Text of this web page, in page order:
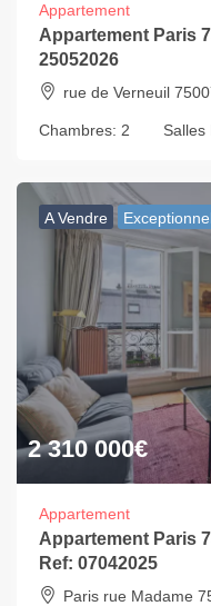
Appartement
Appartement Paris
25052026
rue de Verneuil
Chambres: 2 Salles
A Vendre
2 310 000€
Appartement
Appartement Paris
Ref: 07042025
Paris rue Madame